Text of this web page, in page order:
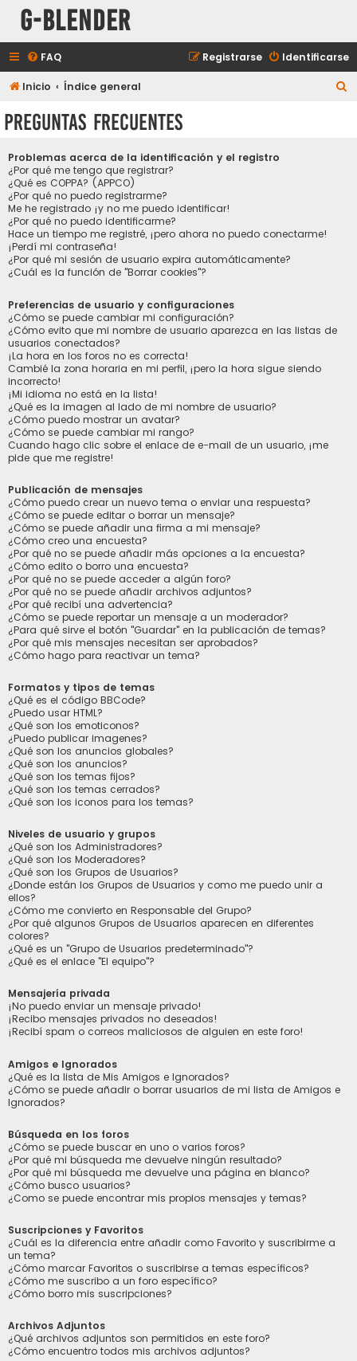
G-Blender
FAQ Identificarse
Registrarse
Inicio Índice general
Preguntas Frecuentes
Problemas acerca de la identificación y el registro
¿Por qué me tengo que registrar?
¿Qué es COPPA? (APPCO)
¿Por qué no puedo registrarme?
Me he registrado ¡y no me puedo identificar!
¿Por qué no puedo identificarme?
Hace un tiempo me registré, ¡pero ahora no puedo conectarme!
¡Perdí mi contraseña!
¿Por qué mi sesión de usuario expira automáticamente?
¿Cuál es la función de "Borrar cookies"?
Preferencias de usuario y configuraciones
¿Cómo se puede cambiar mi configuración?
¿Cómo evito que mi nombre de usuario aparezca en las listas de
usuarios conectados?
¡La hora en los foros no es correcta!
Cambié la zona horaria en mi perfil, ¡pero la hora sigue siendo
incorrecto!
¡Mi idioma no está en la lista!
¿Qué es la imagen al lado de mi nombre de usuario?
¿Cómo puedo mostrar un avatar?
¿Cómo se puede cambiar mi rango?
Cuando hago clic sobre el enlace de e-mail de un usuario, ¡me
pide que me registre!
Publicación de mensajes
¿Cómo puedo crear un nuevo tema o enviar una respuesta?
¿Cómo se puede editar o borrar un mensaje?
¿Cómo se puede añadir una firma a mi mensaje?
¿Cómo creo una encuesta?
¿Por qué no se puede añadir más opciones a la encuesta?
¿Cómo edito o borro una encuesta?
¿Por qué no se puede acceder a algún foro?
¿Por qué no se puede añadir archivos adjuntos?
¿Por qué recibí una advertencia?
¿Cómo se puede reportar un mensaje a un moderador?
¿Para qué sirve el botón "Guardar" en la publicación de temas?
¿Por qué mis mensajes necesitan ser aprobados?
¿Cómo hago para reactivar un tema?
Formatos y tipos de temas
¿Qué es el código BBCode?
¿Puedo usar HTML?
¿Qué son los emoticonos?
¿Puedo publicar imagenes?
¿Qué son los anuncios globales?
¿Qué son los anuncios?
¿Qué son los temas fijos?
¿Qué son los temas cerrados?
¿Qué son los iconos para los temas?
Niveles de usuario y grupos
¿Qué son los Administradores?
¿Qué son los Moderadores?
¿Qué son los Grupos de Usuarios?
¿Donde están los Grupos de Usuarios y como me puedo unir a
ellos?
¿Cómo me convierto en Responsable del Grupo?
¿Por qué algunos Grupos de Usuarios aparecen en diferentes
colores?
¿Qué es un "Grupo de Usuarios predeterminado"?
¿Qué es el enlace "El equipo"?
Mensajería privada
¡No puedo enviar un mensaje privado!
¡Recibo mensajes privados no deseados!
¡Recibí spam o correos maliciosos de alguien en este foro!
Amigos e Ignorados
¿Qué es la lista de Mis Amigos e Ignorados?
¿Cómo se puede añadir o borrar usuarios de mi lista de Amigos e
Ignorados?
Búsqueda en los foros
¿Cómo se puede buscar en uno o varios foros?
¿Por qué mi búsqueda me devuelve ningún resultado?
¿Por qué mi búsqueda me devuelve una página en blanco?
¿Cómo busco usuarios?
¿Como se puede encontrar mis propios mensajes y temas?
Suscripciones y Favoritos
¿Cuál es la diferencia entre añadir como Favorito y suscribirme a
un tema?
¿Cómo marcar Favoritos o suscribirse a temas específicos?
¿Cómo me suscribo a un foro específico?
¿Cómo borro mis suscripciones?
Archivos Adjuntos
¿Qué archivos adjuntos son permitidos en este foro?
¿Cómo encuentro todos mis archivos adjuntos?